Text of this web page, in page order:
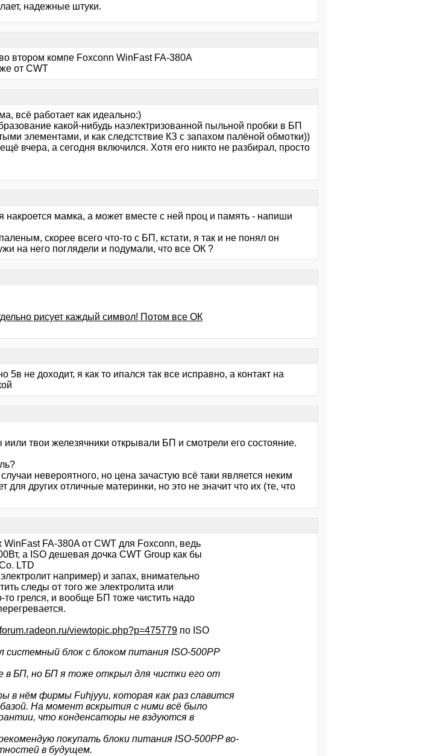
надежные штуки.
втором компе Foxconn WinFast FA-380A
от CWT
всё работает как идеально:)
какой-нибудь наэлектризованной пыльной пробки в БП
элементами, и как следстствие КЗ с запахом палёной обмотки))
вчера, а сегодня включился. Хотя его никто не разбирал, просто
накроется мамка, а может вместе с ней проц и память - напиши
скорее всего что-то с БП, кстати, я так и не понял он
на него поглядели и подумали, что все ОК ?
рисует каждый символ! Потом все ОК
5в не доходит, я как то ипался так все исправно, а контакт на
твои железячники открывали БП и смотрели его состояние.
невероятного, но цена зачастую всё таки является неким
для других отличные материнки, но это не значит что их (те, что
WinFast FA-380A от CWT для Foxconn, ведь
а ISO дешевая дочка CWT Group как бы
LTD
например) и запах, внимательно
следы от того же электролита или
то грелся, и вообще БП тоже чистить надо
viewtopic.php?p=475779 по ISO
системный блок с блоком питания ISO-500PP
в БП, но БП я тоже открыл для чистки его от
в нём фирмы Fuhjyyu, которая как раз славится
На момент вскрытия с ними всё было
что конденсаторы не вздуются в
покупать блоки питания ISO-500PP во-
в будущем.